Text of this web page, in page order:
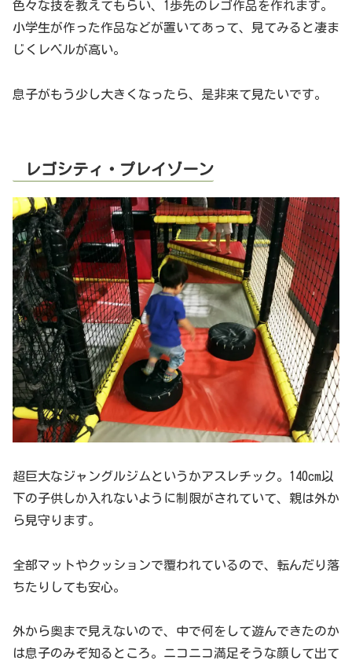
色々な技を教えてもらい、1歩先のレゴ作品を作れます。
小学生が作った作品などが置いてあって、見てみると凄ま
じくレベルが高い。
息子がもう少し大きくなったら、是非来て見たいです。
レゴシティ・プレイゾーン
超巨大なジャングルジムというかアスレチック。140cm以
下の子供しか入れないように制限がされていて、親は外か
ら見守ります。
全部マットやクッションで覆われているので、転んだり落
ちたりしても安心。
外から奥まで見えないので、中で何をして遊んできたのか
は息子のみぞ知るところ。ニコニコ満足そうな顔して出て